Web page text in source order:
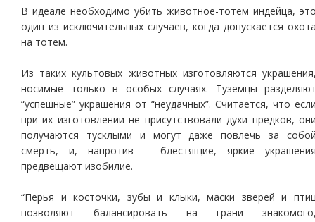
В идеале необходимо убить животное-тотем индейца,
один из исключительных случаев, когда допускается
на тотем.
Из таких культовых животных изготовляются
носимые только в особых случаях. Туземцы
“успешные” украшения от “неудачных”. Считается, что
при их изготовлении не присутствовали духи предков,
получаются тусклыми и могут даже повлечь за
смерть, и, напротив – блестящие, яркие
предвещают изобилие.
“Перья и косточки, зубы и клыки, маски зверей и
позволяют балансировать на грани